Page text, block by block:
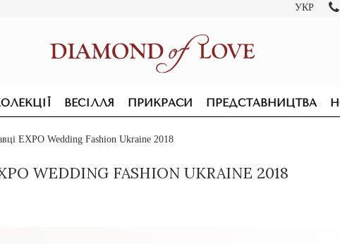
УКР
ВЕСІЛЛЯ ПРИКРАСИ ПРЕДСТАВНИЦТВА
EXPO Wedding Fashion Ukraine 2018
WEDDING FASHION UKRAINE 2018